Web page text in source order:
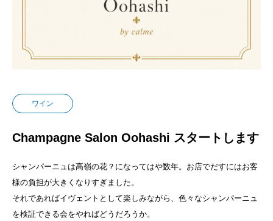
ワイン
Champagne Salon Oohashi スタートします
シャンパーニュは高嶺の花？になってはや数年。お店でだすにはお客
様の負担が大きくなりすぎました。
それであればイヴェントとして楽しみながら、色々なシャンパーニュ
を検証できる会をやればどうだろうか。